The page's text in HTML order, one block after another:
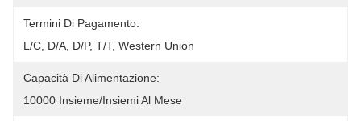
Termini Di Pagamento:
L/C, D/A, D/P, T/T, Western Union
Capacità Di Alimentazione:
10000 Insieme/insiemi Al Mese